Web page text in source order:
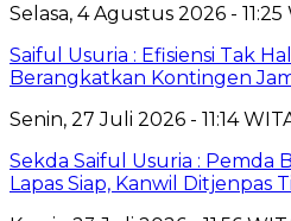
Selasa, 4 Agustus 2026 - 11:25
Saiful Usuria : Efisiensi Tak
Berangkatkan Kontingen
Senin, 27 Juli 2026 - 11:14
Sekda Saiful Usuria : Pemda
Lapas Siap, Kanwil Ditjenpas